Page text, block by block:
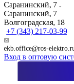
Саранинский, 7
Саранинский, 7
Волгоградская, 18
+7 (343) 217-03-99
ekb.office@ros-
Вход в оптовую